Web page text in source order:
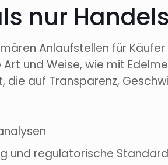
nur
Anlaufstellen für
und Weise, wie mit
auf Transparenz,
und regulatorische